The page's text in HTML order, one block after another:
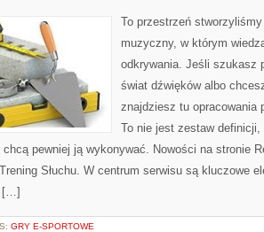
To przestrzeń
muzyczny, w którym
odkrywania. Jeśli szukasz
świat dźwięków albo
znajdziesz tu opracowania
To nie jest zestaw
pewniej ją wykonywać. Nowości na stronie
Słuchu. W centrum serwisu są kluczowe
[…]
GRY E-SPORTOWE